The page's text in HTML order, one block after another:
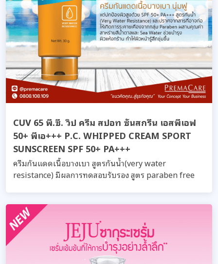
CUV 65 พี.ซี. วิป ครีม สปอท ซันสกรีน เอสพีเอฟ
50+ พีเอ+++ P.C. WHIPPED CREAM SPORT
SUNSCREEN SPF 50+ PA+++
ครีมกันแดดเนื้อบางเบา สูตรกันน้ำ(very water
resistance) มีผลการทดสอบรับรอง สูตร paraben free